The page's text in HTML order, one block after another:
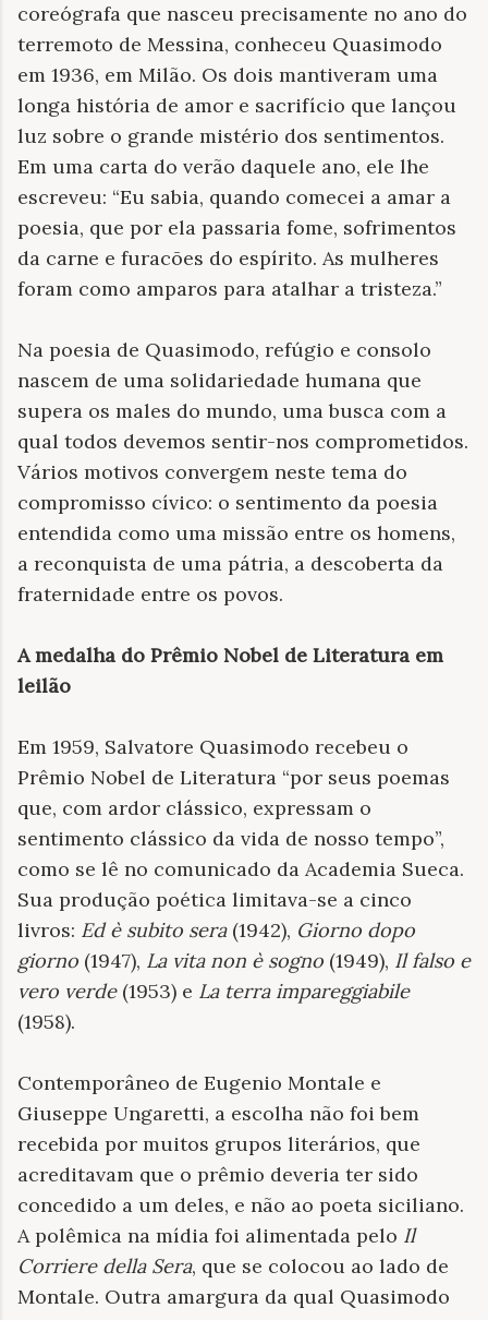
coreógrafa que nasceu precisamente no ano do
terremoto de Messina, conheceu Quasimodo
em 1936, em Milão. Os dois mantiveram uma
longa história de amor e sacrifício que lançou
luz sobre o grande mistério dos sentimentos.
Em uma carta do verão daquele ano, ele lhe
escreveu: “Eu sabia, quando comecei a amar a
poesia, que por ela passaria fome, sofrimentos
da carne e furacões do espírito. As mulheres
foram como amparos para atalhar a tristeza.”
Na poesia de Quasimodo, refúgio e consolo
nascem de uma solidariedade humana que
supera os males do mundo, uma busca com a
qual todos devemos sentir-nos comprometidos.
Vários motivos convergem neste tema do
compromisso cívico: o sentimento da poesia
entendida como uma missão entre os homens,
a reconquista de uma pátria, a descoberta da
fraternidade entre os povos.
A medalha do Prêmio Nobel de Literatura em
leilão
Em 1959, Salvatore Quasimodo recebeu o
Prêmio Nobel de Literatura “por seus poemas
que, com ardor clássico, expressam o
sentimento clássico da vida de nosso tempo”,
como se lê no comunicado da Academia Sueca.
Sua produção poética limitava-se a cinco
livros: Ed è subito sera(1942), Giorno dopo
giorno (1947), La vita non è sogno (1949), Il falso e
vero verde(1953) e La terra impareggiabile
(1958).
Contemporâneo de Eugenio Montale e
Giuseppe Ungaretti, a escolha não foi bem
recebida por muitos grupos literários, que
acreditavam que o prêmio deveria ter sido
concedido a um deles, e não ao poeta siciliano.
A polêmica na mídia foi alimentada pelo Il
Corriere della Sera, que se colocou ao lado de
Montale. Outra amargura da qual Quasimodo